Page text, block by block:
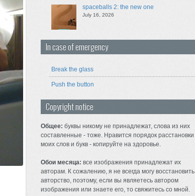
spaceballs 2: the new one
July 16, 2026
In case of emergency
Break the glass
Push the button
Copyright notice
Общее: буквы никому не принадлежат, слова из них
составленные - тоже. Нравится порядок расстановки
моих слов и букв - копируйте на здоровье.
Обои месяца: все изображения принадлежат их
авторам. К сожалению, я не всегда могу восстановить
авторство, поэтому, если вы являетесь автором
изображения или знаете его, то свяжитесь со мной.